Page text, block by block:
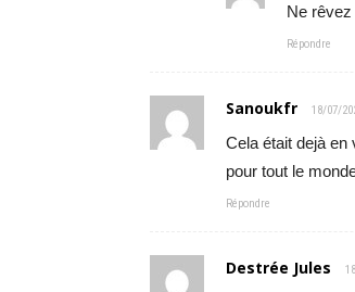
Ne rêvez
Répondre
Sanoukfr 18/07/
Cela était dejà en
pour tout le
Répondre
Destrée Jules